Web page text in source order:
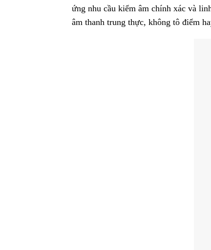
ứng nhu cầu kiểm âm chính xác và
âm thanh trung thực, không tô điểm